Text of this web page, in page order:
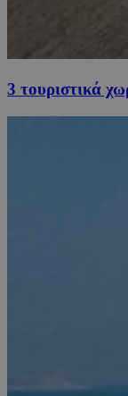
3 τουριστικά